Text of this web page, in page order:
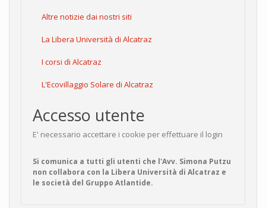
Altre notizie dai nostri siti
La Libera Università di Alcatraz
I corsi di Alcatraz
L'Ecovillaggio Solare di Alcatraz
Accesso utente
E' necessario accettare i cookie per effettuare il login
Si comunica a tutti gli utenti che l'Avv. Simona Putzu
non collabora con la Libera Università di Alcatraz e
le società del Gruppo Atlantide.